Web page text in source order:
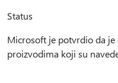
Status
Microsoft je potvrdio da
proizvodima koji su